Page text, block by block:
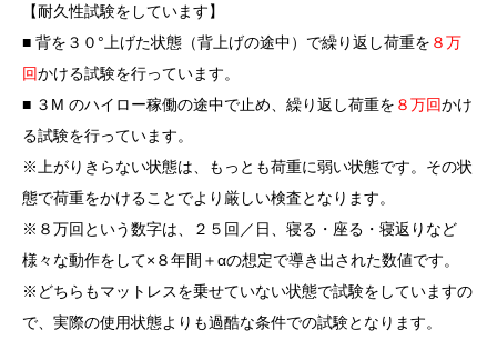
【耐久性試験をしています】
■ 背を３０°上げた状態（背上げの途中）で繰り返し荷重を ８万
回かける試験を行っています。
■ ３M のハイロー稼働の途中で止め、繰り返し荷重を ８万回かけ
る試験を行っています。
※上がりきらない状態は、もっとも荷重に弱い状態です。その状
態で荷重をかけることでより厳しい検査となります。
※８万回という数字は、２５回／日、寝る・座る・寝返りなど
様々な動作をして×８年間＋αの想定で導き出された数値です。
※どちらもマットレスを乗せていない状態で試験をしていますの
で、実際の使用状態よりも過酷な条件での試験となります。